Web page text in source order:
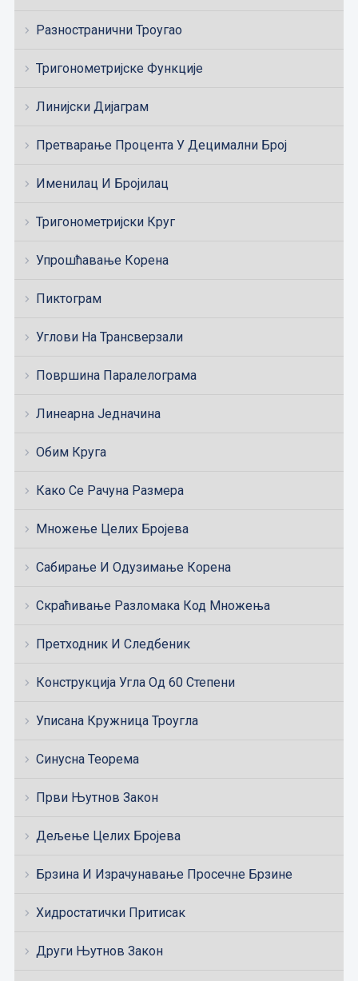
Разностранични Троугао
Тригонометријске Функције
Линијски Дијаграм
Претварање Процента У Децимални Број
Именилац И Бројилац
Тригонометријски Круг
Упрошћавање Корена
Пиктограм
Углови На Трансверзали
Површина Паралелограма
Линеарна Једначина
Обим Круга
Како Се Рачуна Размера
Множење Целих Бројева
Сабирање И Одузимање Корена
Скраћивање Разломака Код Множења
Претходник И Следбеник
Конструкција Угла Од 60 Степени
Уписана Кружница Троугла
Синусна Теорема
Први Њутнов Закон
Дељење Целих Бројева
Брзина И Израчунавање Просечне Брзине
Хидростатички Притисак
Други Њутнов Закон